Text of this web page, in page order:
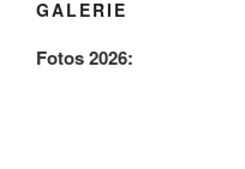
GALERIE
Fotos 2026: